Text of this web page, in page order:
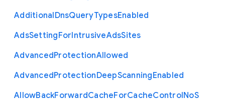
AdditionalDnsQueryTypesEnabled
AdsSettingForIntrusiveAdsSites
AdvancedProtectionAllowed
AdvancedProtectionDeepScanningEnabled
AllowBackForwardCacheForCacheControlNoS